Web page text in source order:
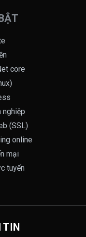
core
nghiệp
(SSL)
online
mại
tuyến
TIN